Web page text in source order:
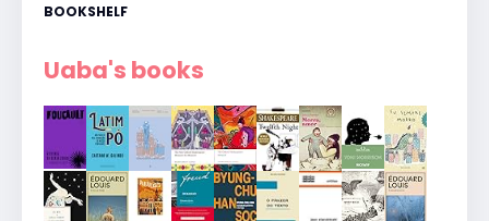
BOOKSHELF
Uaba's books